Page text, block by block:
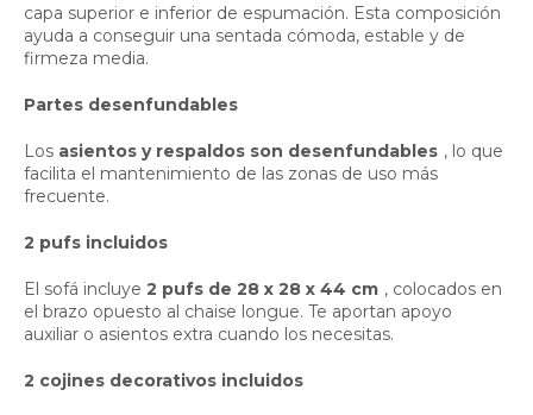
capa superior e inferior de espumación. Esta composición
ayuda a conseguir una sentada cómoda, estable y de
firmeza media.
Partes desenfundables
Los asientos y respaldos son desenfundables , lo que
facilita el mantenimiento de las zonas de uso más
frecuente.
2 pufs incluidos
El sofá incluye 2 pufs de 28 x 28 x 44 cm , colocados en
el brazo opuesto al chaise longue. Te aportan apoyo
auxiliar o asientos extra cuando los necesitas.
2 cojines decorativos incluidos